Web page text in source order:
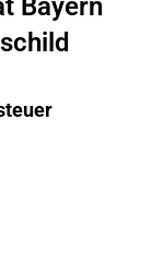
Bayern